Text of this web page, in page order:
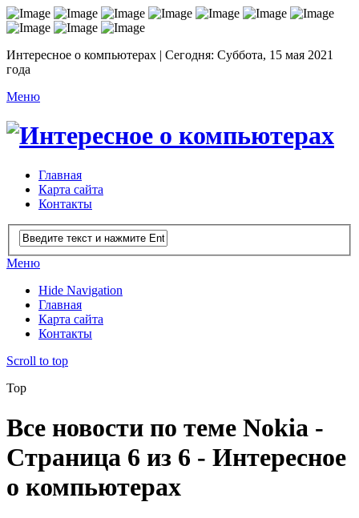
Интересное о компьютерах | Сегодня: Суббота, 15 мая 2021
года
Меню
Главная
Карта сайта
Контакты
Меню
Hide Navigation
Главная
Карта сайта
Контакты
Scroll to top
Top
Все новости по теме Nokia -
Страница 6 из 6 - Интересное
о компьютерах